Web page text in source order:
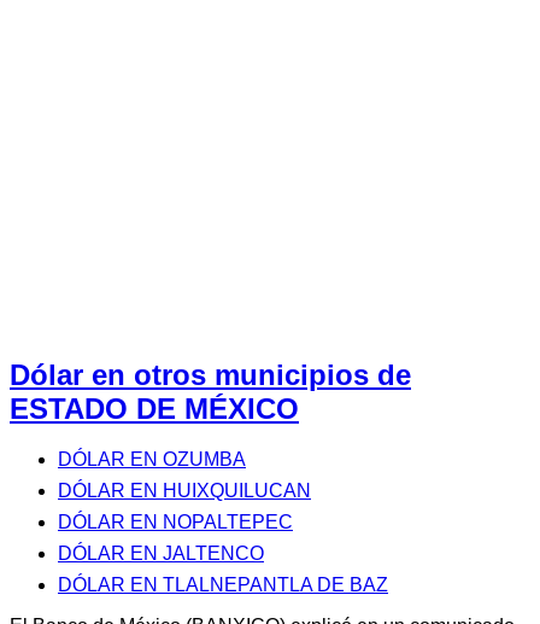
Dólar en otros municipios de
ESTADO DE MÉXICO
DÓLAR EN OZUMBA
DÓLAR EN HUIXQUILUCAN
DÓLAR EN NOPALTEPEC
DÓLAR EN JALTENCO
DÓLAR EN TLALNEPANTLA DE BAZ